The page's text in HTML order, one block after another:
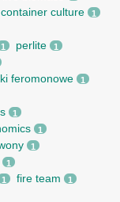
container culture 1
1 perlite 1
feromonowe 1
1
1
1
1
1 fire team 1